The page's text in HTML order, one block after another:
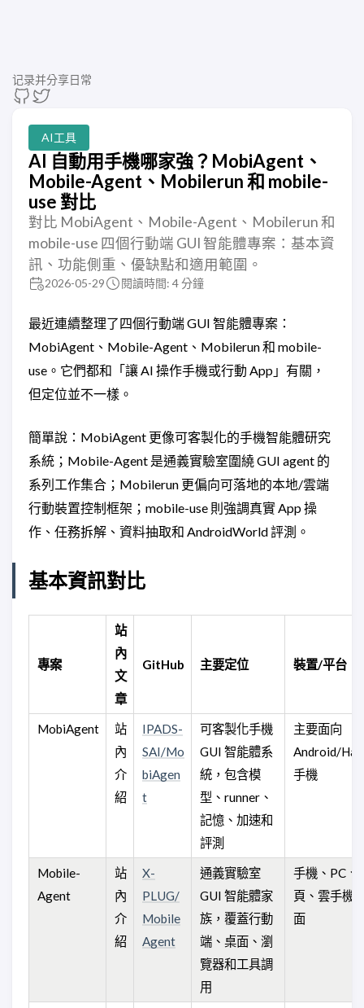
记录并分享日常
AI工具
AI 自動用手機哪家強？MobiAgent、
Mobile-Agent、Mobilerun 和 mobile-
use 對比
對比 MobiAgent、Mobile-Agent、Mobilerun 和
mobile-use 四個行動端 GUI 智能體專案：基本資
訊、功能側重、優缺點和適用範圍。
2026-05-29 閱讀時間: 4 分鐘
最近連續整理了四個行動端 GUI 智能體專案：
MobiAgent、Mobile-Agent、Mobilerun 和 mobile-
use。它們都和「讓 AI 操作手機或行動 App」有關，
但定位並不一樣。
簡單說：MobiAgent 更像可客製化的手機智能體研究
系統；Mobile-Agent 是通義實驗室圍繞 GUI agent 的
系列工作集合；Mobilerun 更偏向可落地的本地/雲端
行動裝置控制框架；mobile-use 則強調真實 App 操
作、任務拆解、資料抽取和 AndroidWorld 評測。
基本資訊對比
專案
站
內
文
章
GitHub 主要定位 裝置/平台
MobiAgent
站
內
介
紹
IPADS-
SAI/Mo
biAgen
t
可客製化手機
GUI 智能體系
統，包含模
型、runner、
記憶、加速和
評測
主要面向
Android/
手機
Mobile-
Agent
站
內
介
紹
X-
PLUG/
Mobile
Agent
通義實驗室
GUI 智能體家
族，覆蓋行動
端、桌面、瀏
覽器和工具調
用
手機、PC、
頁、雲手機/
面